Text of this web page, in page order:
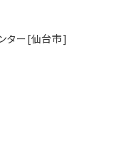
ター[仙台市]